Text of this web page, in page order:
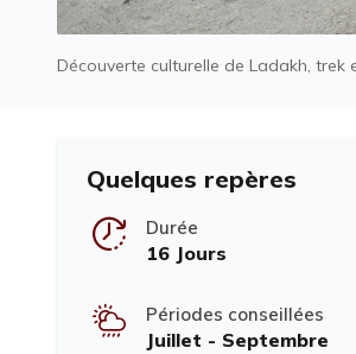
Découverte culturelle de Ladakh, trek
Quelques repères
Durée
16 Jours
Périodes conseillées
Juillet - Septembre